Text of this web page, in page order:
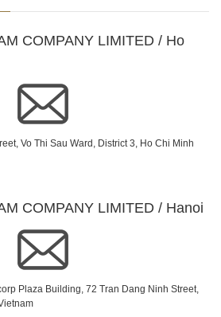
COMPANY LIMITED / Ho
Vo Thi Sau Ward, District 3, Ho Chi Minh
COMPANY LIMITED / Hanoi
Plaza Building, 72 Tran Dang Ninh Street,